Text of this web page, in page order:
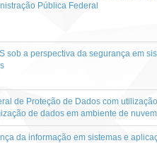
Pública Federal
sob a perspectiva da segurança em
de Proteção de Dados com
de dados em ambiente de
da informação em sistemas e